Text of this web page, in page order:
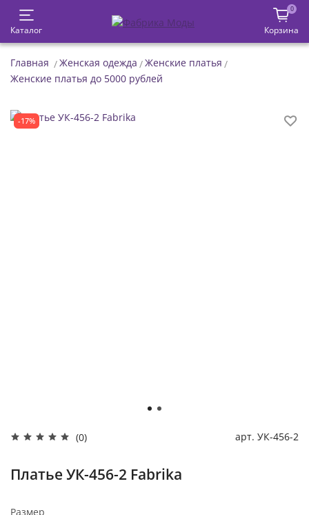
Каталог
0
Корзина
Главная Женская одежда
Женские платья
Женские платья до 5000 рублей
-17%
(0) арт. УК-456-2
Платье УК-456-2 Fabrika
Размер